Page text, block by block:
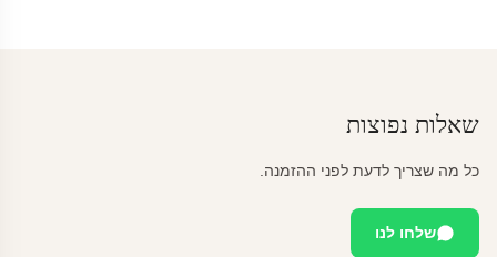
שאלות נפוצות
כל מה שצריך לדעת לפני ההזמנה.
שלחו לנו